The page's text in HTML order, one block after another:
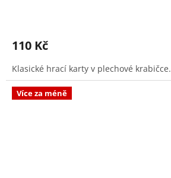
110 Kč
Klasické hrací karty v plechové krabičce.
Více za méně